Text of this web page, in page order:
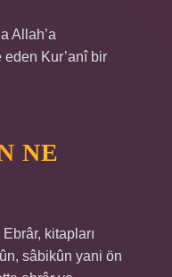
Allah’a
eden Kur’anî bir
NE
kitapları
sâbikûn yani ön